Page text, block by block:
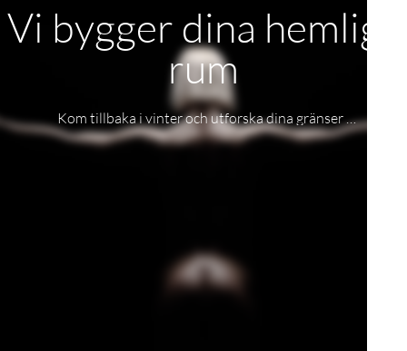
Vi bygger dina hemliga
rum
Kom tillbaka i vinter och utforska dina gränser …